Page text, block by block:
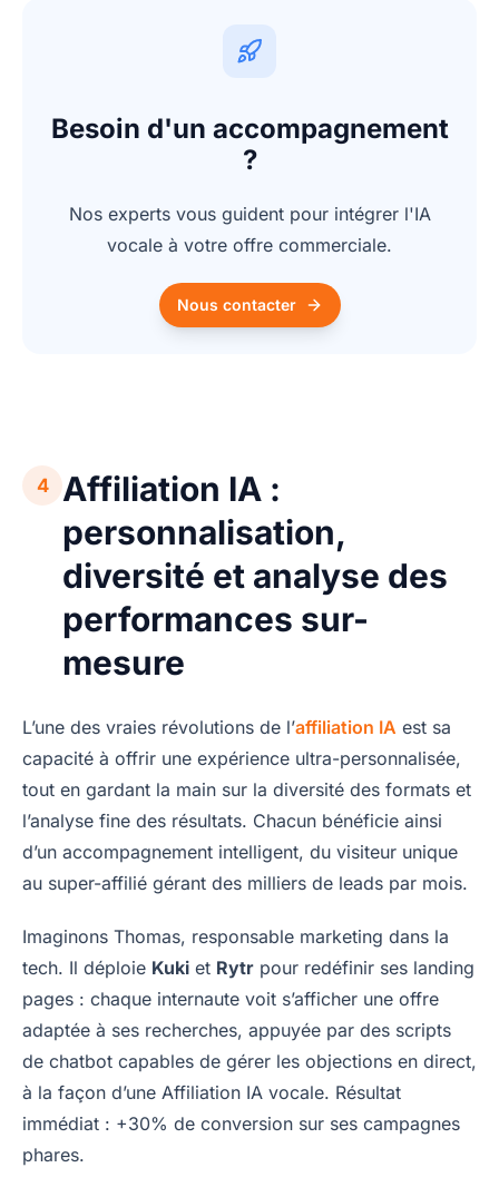
Besoin d'un accompagnement
?
Nos experts vous guident pour intégrer l'IA
vocale à votre offre commerciale.
Nous contacter
4
Affiliation IA :
personnalisation,
diversité et analyse des
performances sur-
mesure
L’une des vraies révolutions de l’affiliation IA est sa
capacité à offrir une expérience ultra-personnalisée,
tout en gardant la main sur la diversité des formats et
l’analyse fine des résultats. Chacun bénéficie ainsi
d’un accompagnement intelligent, du visiteur unique
au super-affilié gérant des milliers de leads par mois.
Imaginons Thomas, responsable marketing dans la
tech. Il déploie Kuki et Rytr pour redéfinir ses landing
pages : chaque internaute voit s’afficher une offre
adaptée à ses recherches, appuyée par des scripts
de chatbot capables de gérer les objections en direct,
à la façon d’une Affiliation IA vocale. Résultat
immédiat : +30% de conversion sur ses campagnes
phares.